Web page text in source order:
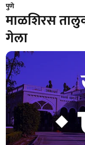
पुणे
माळशिरस
गेला